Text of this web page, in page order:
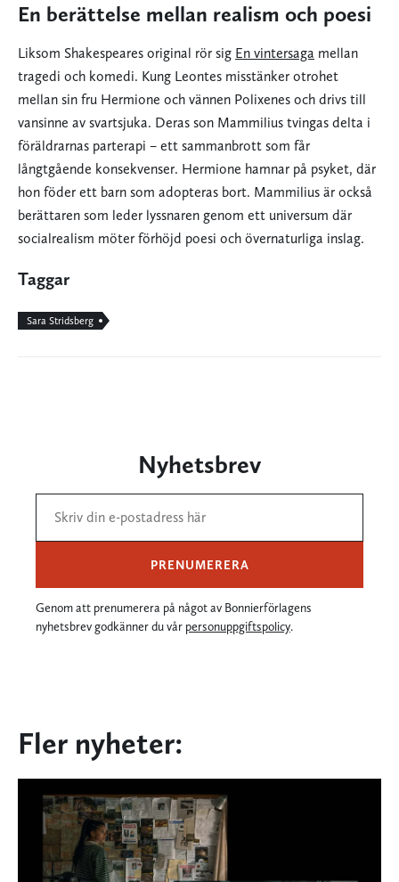
En berättelse mellan realism och poesi
Liksom Shakespeares original rör sig En vintersaga mellan
tragedi och komedi. Kung Leontes misstänker otrohet
mellan sin fru Hermione och vännen Polixenes och drivs till
vansinne av svartsjuka. Deras son Mammilius tvingas delta i
föräldrarnas parterapi – ett sammanbrott som får
långtgående konsekvenser. Hermione hamnar på psyket, där
hon föder ett barn som adopteras bort. Mammilius är också
berättaren som leder lyssnaren genom ett universum där
socialrealism möter förhöjd poesi och övernaturliga inslag.
Taggar
Sara Stridsberg
Nyhetsbrev
PRENUMERERA
Genom att prenumerera på något av Bonnierförlagens
nyhetsbrev godkänner du vår personuppgiftspolicy.
Fler nyheter: